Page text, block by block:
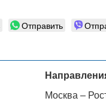
Отправить
Москва –